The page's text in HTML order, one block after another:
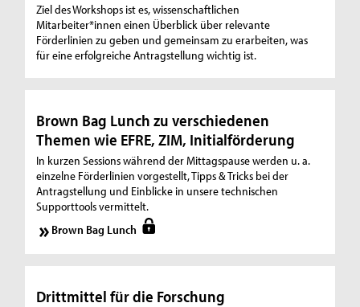
Ziel des Workshops ist es, wissenschaftlichen
Mitarbeiter*innen einen Überblick über relevante
Förderlinien zu geben und gemeinsam zu erarbeiten, was
für eine erfolgreiche Antragstellung wichtig ist.
Brown Bag Lunch zu verschiedenen
Themen wie EFRE, ZIM, Initialförderung
In kurzen Sessions während der Mittagspause werden u. a.
einzelne Förderlinien vorgestellt, Tipps & Tricks bei der
Antragstellung und Einblicke in unsere technischen
Supporttools vermittelt.
Brown Bag Lunch
Drittmittel für die Forschung